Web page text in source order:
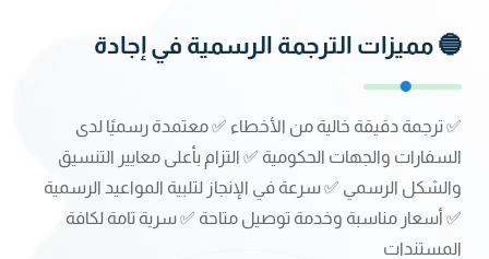
🔵 مميزات الترجمة الرسمية في إجادة
✅ ترجمة دقيقة خالية من الأخطاء ✅ معتمدة رسميًا لدى
السفارات والجهات الحكومية ✅ التزام بأعلى معايير التنسيق
والشكل الرسمي ✅ سرعة في الإنجاز لتلبية المواعيد الرسمية
✅ أسعار مناسبة وخدمة توصيل متاحة ✅ سرية تامة لكافة
المستندات